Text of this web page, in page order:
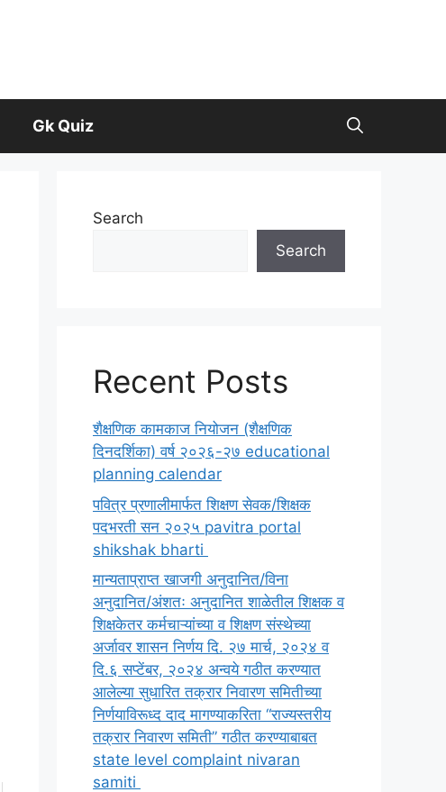
Gk Quiz
Search
Search
Recent Posts
शैक्षणिक कामकाज नियोजन (शैक्षणिक
दिनदर्शिका) वर्ष २०२६-२७ educational
planning calendar
पवित्र प्रणालीमार्फत शिक्षण सेवक/शिक्षक
पदभरती सन २०२५ pavitra portal
shikshak bharti
मान्यताप्राप्त खाजगी अनुदानित/विना
अनुदानित/अंशतः अनुदानित शाळेतील शिक्षक व
शिक्षकेतर कर्मचाऱ्यांच्या व शिक्षण संस्थेच्या
अर्जावर शासन निर्णय दि. २७ मार्च, २०२४ व
दि.६ सप्टेंबर, २०२४ अन्वये गठीत करण्यात
आलेल्या सुधारित तक्रार निवारण समितीच्या
निर्णयाविरूध्द दाद मागण्याकरिता “राज्यस्तरीय
तक्रार निवारण समिती” गठीत करण्याबाबत
state level complaint nivaran
samiti